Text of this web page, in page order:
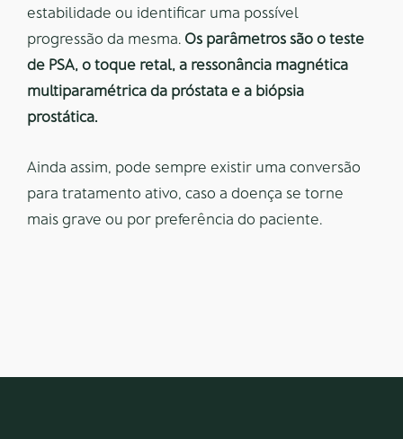
estabilidade ou identificar uma possível
progressão da mesma. Os parâmetros são o teste
de PSA, o toque retal, a ressonância magnética
multiparamétrica da próstata e a biópsia
prostática.
Ainda assim, pode sempre existir uma conversão
para tratamento ativo, caso a doença se torne
mais grave ou por preferência do paciente.